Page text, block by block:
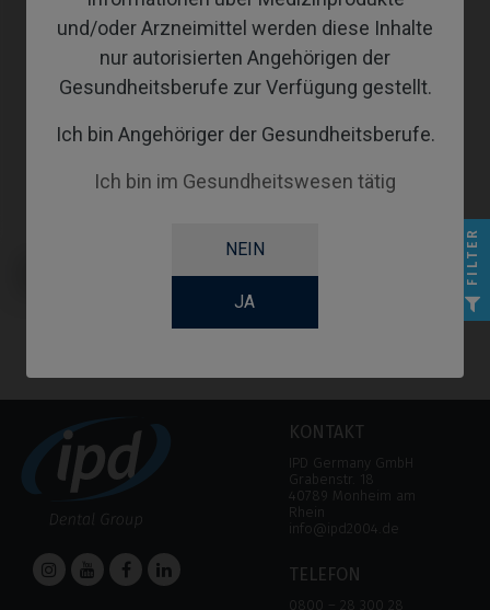
und/oder Arzneimittel werden diese Inhalte
nur autorisierten Angehörigen der
Gesundheitsberufe zur Verfügung gestellt.
Ich bin Angehöriger der Gesundheitsberufe.
Ich bin im Gesundheitswesen tätig
NEIN
JA
BioHorizons® Tapered Pro
KONTAKT
IPD Germany GmbH
Grabenstr. 18
40789 Monheim am
Rhein
info@ipd2004.de
TELEFON
0800 – 28 300 28
FILTER